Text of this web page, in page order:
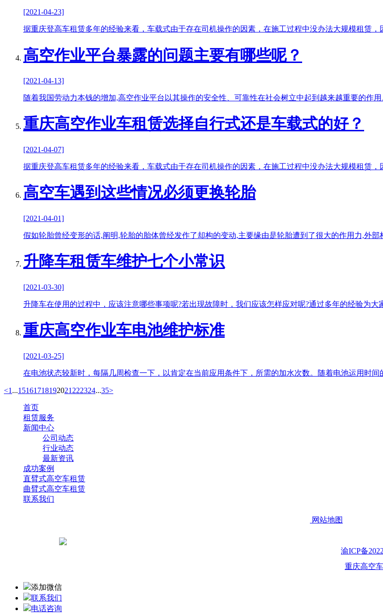
[2021-04-23]
据重庆登高车租赁多年的经验来看，车载式由于存在司机操作的因素，在施工过程中没办法大规模租赁
高空作业平台暴露的问题主要有哪些呢？
[2021-04-13]
随着我国劳动力本钱的增加,高空作业平台以其操作的安全性、可靠性在社会树立中起到越来越重要的作用
重庆高空作业车租赁选择自行式还是车载式的好？
[2021-04-07]
据重庆登高车租赁多年的经验来看，车载式由于存在司机操作的因素，在施工过程中没办法大规模租赁
高空车遇到这些情况必须更换轮胎
[2021-04-01]
假如轮胎曾经变形的话,阐明,轮胎的胎体曾经发作了却构的变动,主要缘由是轮胎遭到了很大的作用力,外部
升降车租赁车维护七个小常识
[2021-03-30]
升降车在使用的过程中，应该注意哪些事项呢?若出现故障时，我们应该怎样应对呢?通过多年的经验为大
重庆高空作业车电池维护标准
[2021-03-25]
在电池状态较新时，每隔几周检查一下，以肯定在当前应用条件下，所需的加水次数。随着电池运用时间
<1 ...15161718192021 222324...35>
首页
租赁服务
新闻中心
公司动态
行业动态
最新资讯
成功案例
直臂式高空车租赁
曲臂式高空车租赁
联系我们
网站地图
渝ICP备
重庆高空
添加微信
联系我们
电话咨询